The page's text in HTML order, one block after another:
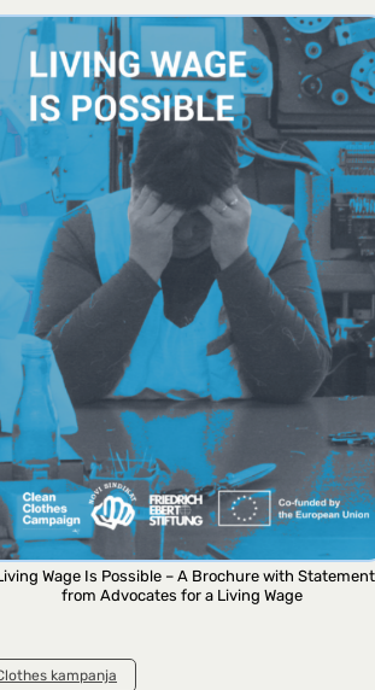
Wage Is Possible – A Brochure with
from Advocates for a Living Wage
kampanja